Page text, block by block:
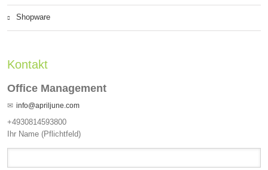
Shopware
Kontakt
Office Management
info@apriljune.com
+4930814593800
Ihr Name (Pflichtfeld)